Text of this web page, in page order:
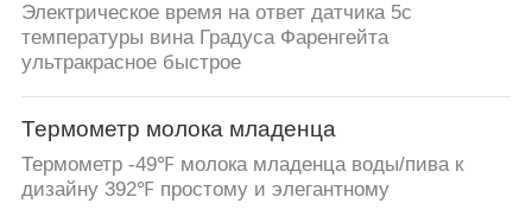
Электрическое время на ответ датчика 5с
температуры вина Градуса Фаренгейта
ультракрасное быстрое
Термометр молока младенца
Термометр -49℉ молока младенца воды/пива к
дизайну 392℉ простому и элегантному